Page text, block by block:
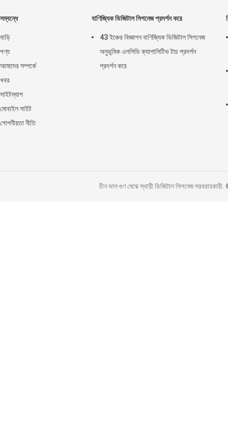
সম্বন্ধে
বাড়ি
পণ্য
আমাদের সম্পর্কে
খবর
সাইটম্যাপ
মোবাইল সাইট
গোপনীয়তা নীতি
বাণিজ্যিক ডিজিটাল সিগনেজ প্রদর্শন করে
43 ইঞ্চের বিজ্ঞাপন বাণিজ্যিক ডিজিটাল সিগনেজ
অনুভূমিক এলসিডি ক্যাপাসিটিভ টাচ প্রদর্শন
প্রদর্শন করে
চীন ভাল গুণ মেঝে স্থায়ী ডিজিটাল সিগনেজ